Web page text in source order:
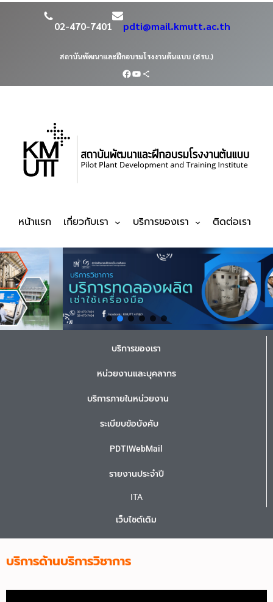
02-470-7401 pdti@mail.kmutt.ac.th
สถาบันพัฒนาและฝึกอบรมโรงงานต้นแบบ (สรบ.)
หน้าแรก เกี่ยวกับเรา บริการของเรา ติดต่อเรา
บริการของเรา
หน่วยงานและบุคลากร
บริการภายในหน่วยงาน
ระเบียบข้อบังคับ
PDTIWebMail
รายงานประจำปี
ITA
เว็บไซต์เดิม
บริการด้านบริการวิชาการ